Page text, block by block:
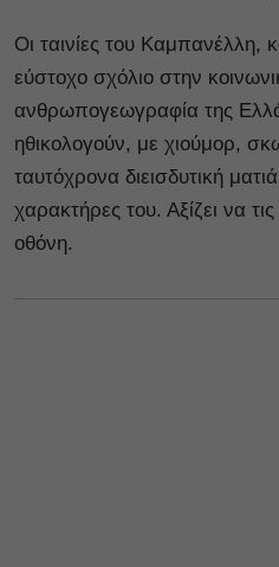
Οι ταινίες του Καμπανέλλη,
εύστοχο σχόλιο στην
ανθρωπογεωγραφία της
ηθικολογούν, με χιούμορ,
ταυτόχρονα διεισδυτική
χαρακτήρες του. Αξίζει να
οθόνη.